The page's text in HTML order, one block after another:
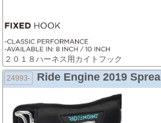
２０１８ハーネス用カイトフック
24993- Ride Engine 2019